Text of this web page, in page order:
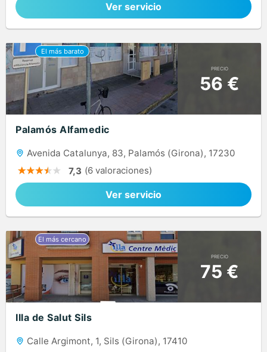
Ver servicio
PRECIO
56 €
Palamós Alfamedic
Avenida Catalunya, 83, Palamós (Girona), 17230
7,3 (6 valoraciones)
Ver servicio
PRECIO
75 €
Illa de Salut Sils
Calle Argimont, 1, Sils (Girona), 17410